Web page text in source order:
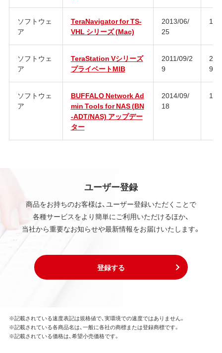
ソフトウェ
ア
TeraNavigator for TS-
VHL シリーズ (Mac)
2013/06/
25
ソフトウェ
ア
TeraStation Vシリーズ
プライベートMIB
2011/09/2
9
ソフトウェ
ア
BUFFALO Network Ad
min Tools for NAS (BN
-ADT/NAS) アップデー
ター
2014/09/
18
ユーザー登録
商品をお持ちのお客様は、ユーザー登録いただくことで
各種サービスをより簡単にご利用いただけるほか、
当社から重要なお知らせや最新情報をお届けいたします。
登録する
※記載されている速度表記は規格値で、実環境での速度ではありません。
※記載されている各商品名は、一般に各社の商標または登録商標です。
※記載されている価格は、希望小売価格です。